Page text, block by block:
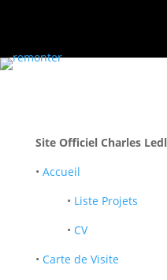
Site Officiel Charles
• Accueil
• Liste Projets
• CV
• Carte de Visite